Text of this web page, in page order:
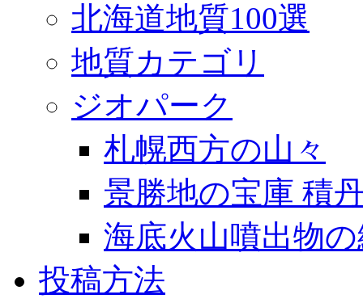
北海道地質100選
地質カテゴリ
ジオパーク
札幌西方の山々
景勝地の宝庫 積
海底火山噴出物
投稿方法